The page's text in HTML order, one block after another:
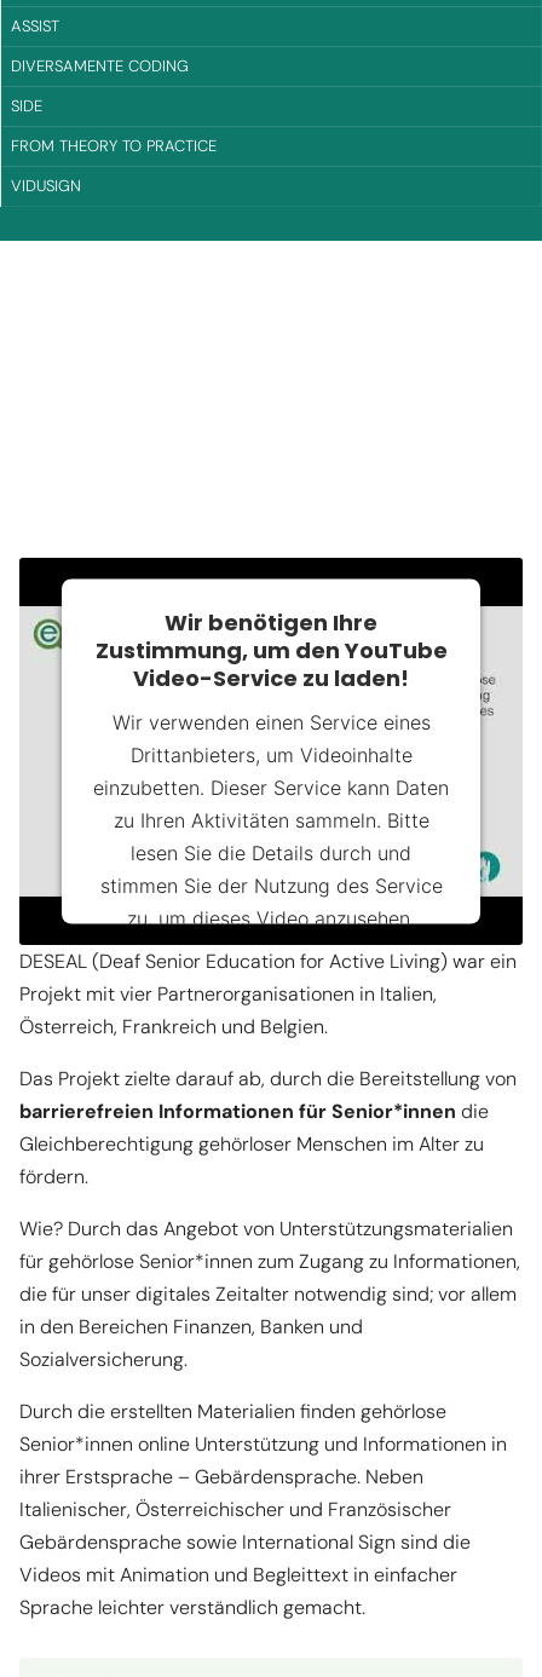
ASSIST
DIVERSAMENTE CODING
SIDE
FROM THEORY TO PRACTICE
VIDUSIGN
Wir benötigen Ihre
Zustimmung, um den YouTube
Video-Service zu laden!
Wir verwenden einen Service eines
Drittanbieters, um Videoinhalte
einzubetten. Dieser Service kann Daten
zu Ihren Aktivitäten sammeln. Bitte
lesen Sie die Details durch und
stimmen Sie der Nutzung des Service
zu, um dieses Video anzusehen.
Mehr Informationen
powered by Usercentrics Consent
Management Platform& eRecht24
DESEAL (Deaf Senior Education for Active Living) war ein
Projekt mit vier Partnerorganisationen in Italien,
Österreich, Frankreich und Belgien.
Das Projekt zielte darauf ab, durch die Bereitstellung von
barrierefreien Informationen für Senior*innen die
Gleichberechtigung gehörloser Menschen im Alter zu
fördern.
Wie? Durch das Angebot von Unterstützungsmaterialien
für gehörlose Senior*innen zum Zugang zu Informationen,
die für unser digitales Zeitalter notwendig sind; vor allem
in den Bereichen Finanzen, Banken und
Sozialversicherung.
Durch die erstellten Materialien finden gehörlose
Senior*innen online Unterstützung und Informationen in
ihrer Erstsprache – Gebärdensprache. Neben
Italienischer, Österreichischer und Französischer
Gebärdensprache sowie International Sign sind die
Videos mit Animation und Begleittext in einfacher
Sprache leichter verständlich gemacht.